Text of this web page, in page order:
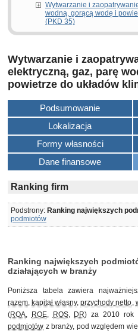
Wytwarzanie i
wodną, gorącą wodę i
(PKD 35)
Wytwarzanie i
elektryczną, gaz, parę
powietrze do układów
Podsumowanie
Lokalizacja
Formy własności
Dane finansowe
Ranking firm
Podstrony: Ranking największych
podmiotów
Ranking największych
działających w branży
Poniższa tabela zawiera
razem, kapitał własny,przychody netto,
(ROA, ROE, ROS, DR) za 2010 rok
podmiotów z branży, pod względem